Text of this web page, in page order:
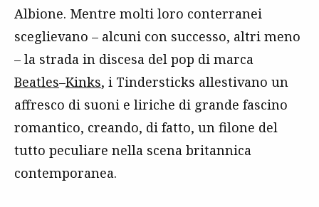
Albione. Mentre molti loro conterranei
sceglievano – alcuni con successo, altri meno
– la strada in discesa del pop di marca
Beatles–Kinks, i Tindersticks allestivano un
affresco di suoni e liriche di grande fascino
romantico, creando, di fatto, un filone del
tutto peculiare nella scena britannica
contemporanea.